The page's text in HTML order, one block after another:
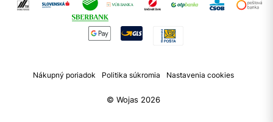
© Wojas 2026
Nákupný poriadok Politika súkromia Nastavenia cookies